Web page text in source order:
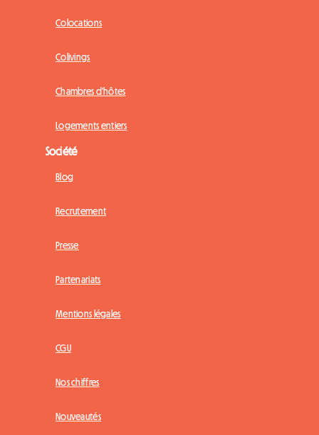
Colocations
Colivings
Chambres d'hôtes
Logements entiers
Société
Blog
Recrutement
Presse
Partenariats
Mentions légales
CGU
Nos chiffres
Nouveautés